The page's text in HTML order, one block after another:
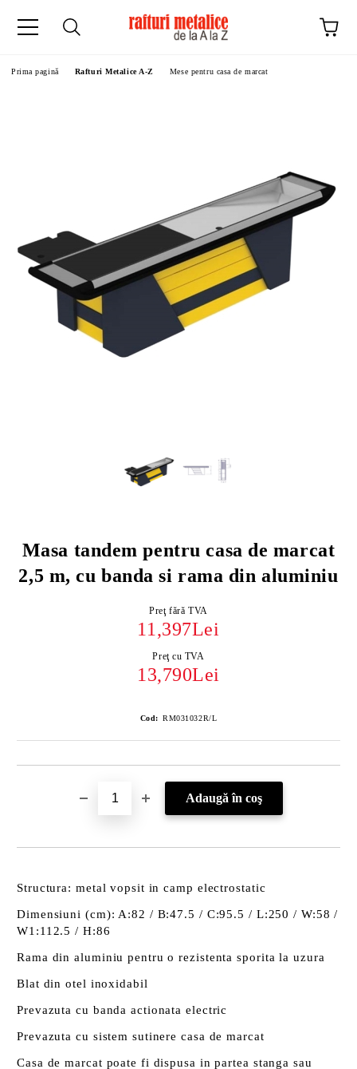
Prima pagină Rafturi Metalice A-Z Mese pentru casa de marcat
Masa tandem pentru casa de marcat
2,5 m, cu banda si rama din aluminiu
Preţ fără TVA
11,397Lei
Preţ cu TVA
13,790Lei
Cod: RM031032R/L
Structura: metal vopsit in camp electrostatic
Dimensiuni (cm): A:82 / B:47.5 / C:95.5 / L:250 / W:58 /
W1:112.5 / H:86
Rama din aluminiu pentru o rezistenta sporita la uzura
Blat din otel inoxidabil
Prevazuta cu banda actionata electric
Prevazuta cu sistem sutinere casa de marcat
Casa de marcat poate fi dispusa in partea stanga sau